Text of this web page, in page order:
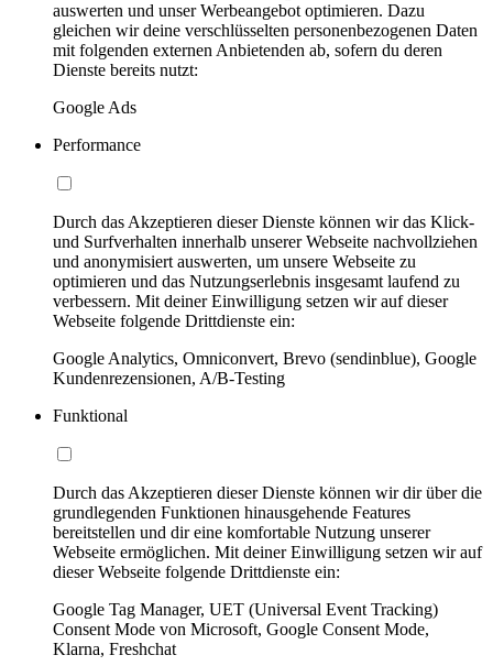
auswerten und unser Werbeangebot optimieren. Dazu
gleichen wir deine verschlüsselten personenbezogenen Daten
mit folgenden externen Anbietenden ab, sofern du deren
Dienste bereits nutzt:
Google Ads
Performance
Durch das Akzeptieren dieser Dienste können wir das Klick-
und Surfverhalten innerhalb unserer Webseite nachvollziehen
und anonymisiert auswerten, um unsere Webseite zu
optimieren und das Nutzungserlebnis insgesamt laufend zu
verbessern. Mit deiner Einwilligung setzen wir auf dieser
Webseite folgende Drittdienste ein:
Google Analytics, Omniconvert, Brevo (sendinblue), Google
Kundenrezensionen, A/B-Testing
Funktional
Durch das Akzeptieren dieser Dienste können wir dir über die
grundlegenden Funktionen hinausgehende Features
bereitstellen und dir eine komfortable Nutzung unserer
Webseite ermöglichen. Mit deiner Einwilligung setzen wir auf
dieser Webseite folgende Drittdienste ein:
Google Tag Manager, UET (Universal Event Tracking)
Consent Mode von Microsoft, Google Consent Mode,
Klarna, Freshchat